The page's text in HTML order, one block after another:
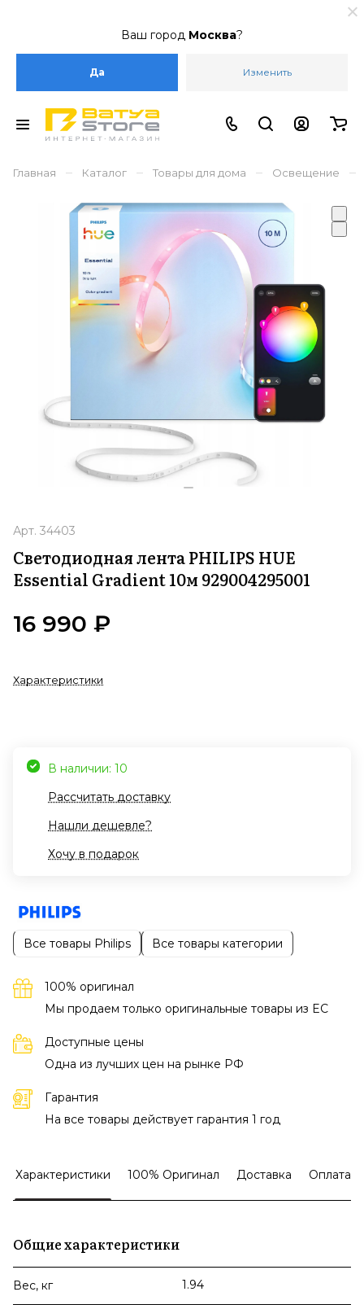
Ваш город Москва?
Да Изменить
Главная – Каталог – Товары для дома – Освещение –
Арт. 34403
Светодиодная лента PHILIPS HUE
Essential Gradient 10м 929004295001
16 990 ₽
Характеристики
В наличии: 10
Рассчитать доставку
Нашли дешевле?
Хочу в подарок
Все товары Philips Все товары категории
100% оригинал
Мы продаем только оригинальные товары из EC
Доступные цены
Одна из лучших цен на рынке РФ
Гарантия
На все товары действует гарантия 1 год
Характеристики 100% Оригинал Доставка Оплата
Общие характеристики
Вес, кг 1.94